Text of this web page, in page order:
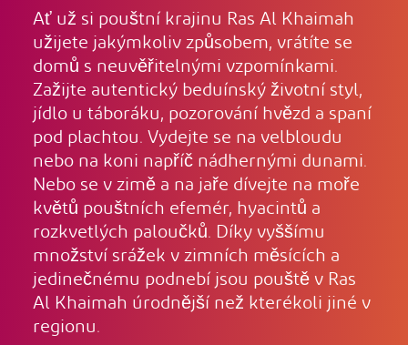
Ať už si pouštní krajinu Ras Al Khaimah
užijete jakýmkoliv způsobem, vrátíte se
domů s neuvěřitelnými vzpomínkami.
Zažijte autentický beduínský životní styl,
jídlo u táboráku, pozorování hvězd a spaní
pod plachtou. Vydejte se na velbloudu
nebo na koni napříč nádhernými dunami.
Nebo se v zimě a na jaře dívejte na moře
květů pouštních efemér, hyacintů a
rozkvetlých paloučků. Díky vyššímu
množství srážek v zimních měsících a
jedinečnému podnebí jsou pouště v Ras
Al Khaimah úrodnější než kterékoli jiné v
regionu.